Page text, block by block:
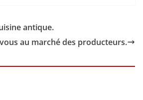
antique.
au marché des producteurs.